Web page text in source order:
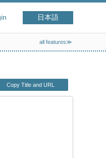
日本語
all features≫
Copy Title and URL